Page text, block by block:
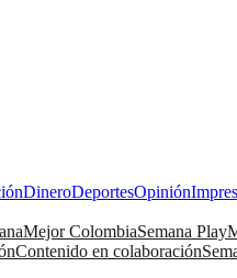
DineroDeportesOpinión
Mejor ColombiaSemana Play
Contenido en colaboración